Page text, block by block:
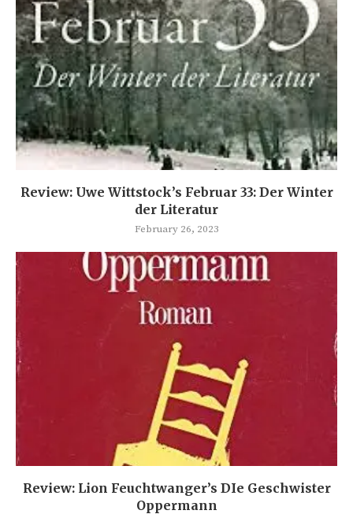
Review: Uwe Wittstock’s Februar 33: Der Winter
der Literatur
February 26, 2023
Review: Lion Feuchtwanger’s DIe Geschwister
Oppermann